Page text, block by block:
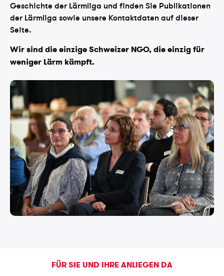
Geschichte der Lärmliga und finden Sie Publikationen
der Lärmliga sowie unsere Kontaktdaten auf dieser
Seite.
Wir sind die einzige Schweizer NGO, die einzig für
weniger Lärm kämpft.
FÜR SIE UND IHRE ANLIEGEN DA